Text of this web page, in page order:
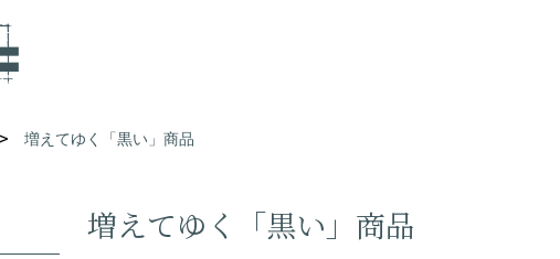
増えてゆく「黒い」商品
増えてゆく「黒い」商品